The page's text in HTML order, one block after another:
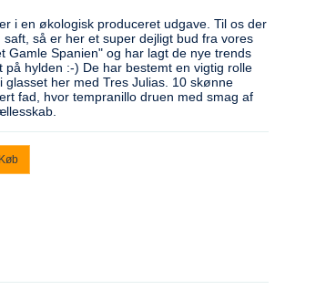
i en økologisk produceret udgave. Til os der
så er her et super dejligt bud fra vores
Gamle Spanien" og har lagt de nye trends
hylden :-) De har bestemt en vigtig rolle
her med Tres Julias. 10 skønne
fad, hvor tempranillo druen med smag af
Køb